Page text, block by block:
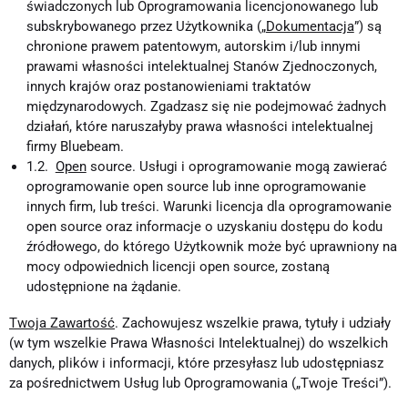
świadczonych lub Oprogramowania licencjonowanego lub
subskrybowanego przez Użytkownika („Dokumentacja”) są
chronione prawem patentowym, autorskim i/lub innymi
prawami własności intelektualnej Stanów Zjednoczonych,
innych krajów oraz postanowieniami traktatów
międzynarodowych. Zgadzasz się nie podejmować żadnych
działań, które naruszałyby prawa własności intelektualnej
firmy Bluebeam.
1.2. Opensource. Usługi i oprogramowanie mogą zawierać
oprogramowanie open source lub inne oprogramowanie
innych firm, lub treści. Warunki licencja dla oprogramowanie
open source oraz informacje o uzyskaniu dostępu do kodu
źródłowego, do którego Użytkownik może być uprawniony na
mocy odpowiednich licencji open source, zostaną
udostępnione na żądanie.
Twoja Zawartość. Zachowujesz wszelkie prawa, tytuły i udziały
(w tym wszelkie Prawa Własności Intelektualnej) do wszelkich
danych, plików i informacji, które przesyłasz lub udostępniasz
za pośrednictwem Usług lub Oprogramowania („Twoje Treści”).